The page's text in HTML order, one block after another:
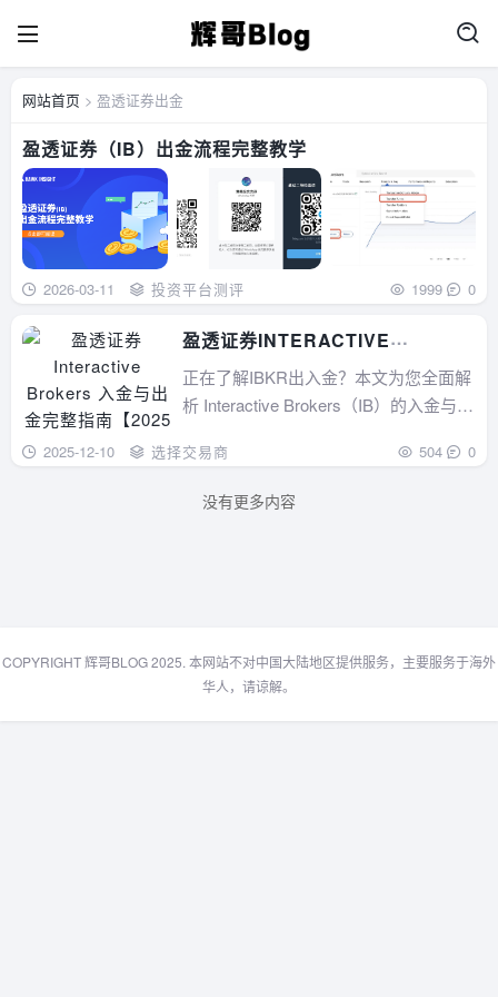
网站首页 > 盈透证券出金
盈透证券（IB）出金流程完整教学
2026-03-11 投资平台测评 1999 0
盈透证券INTERACTIVE
BROKERS 入金与出金完整指南
【2025年最新版】
正在了解IBKR出入金？本文为您全面解
析 Interactive Brokers（IB）的入金与出
等，涵盖费用、到账时间、安全限制与
金。...
2025-12-10 选择交易商 504 0
没有更多内容
COPYRIGHT 辉哥BLOG 2025. 本网站不对中国大陆地区提供服务，主要服务于海外
华人，请谅解。